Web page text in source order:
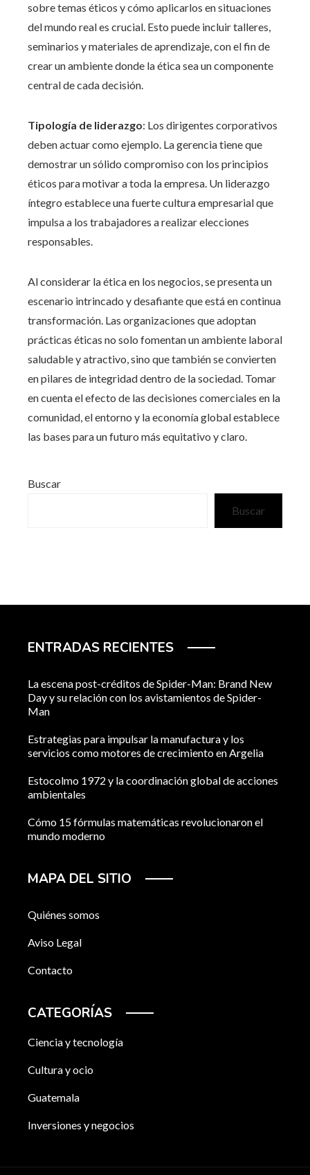
sobre temas éticos y cómo aplicarlos en situaciones
del mundo real es crucial. Esto puede incluir talleres,
seminarios y materiales de aprendizaje, con el fin de
crear un ambiente donde la ética sea un componente
central de cada decisión.
Tipología de liderazgo: Los dirigentes corporativos
deben actuar como ejemplo. La gerencia tiene que
demostrar un sólido compromiso con los principios
éticos para motivar a toda la empresa. Un liderazgo
íntegro establece una fuerte cultura empresarial que
impulsa a los trabajadores a realizar elecciones
responsables.
Al considerar la ética en los negocios, se presenta un
escenario intrincado y desafiante que está en continua
transformación. Las organizaciones que adoptan
prácticas éticas no solo fomentan un ambiente laboral
saludable y atractivo, sino que también se convierten
en pilares de integridad dentro de la sociedad. Tomar
en cuenta el efecto de las decisiones comerciales en la
comunidad, el entorno y la economía global establece
las bases para un futuro más equitativo y claro.
Buscar
Buscar
ENTRADAS RECIENTES
La escena post-créditos de Spider-Man: Brand New
Day y su relación con los avistamientos de Spider-
Man
Estrategias para impulsar la manufactura y los
servicios como motores de crecimiento en Argelia
Estocolmo 1972 y la coordinación global de acciones
ambientales
Cómo 15 fórmulas matemáticas revolucionaron el
mundo moderno
MAPA DEL SITIO
Quiénes somos
Aviso Legal
Contacto
CATEGORÍAS
Ciencia y tecnología
Cultura y ocio
Guatemala
Inversiones y negocios